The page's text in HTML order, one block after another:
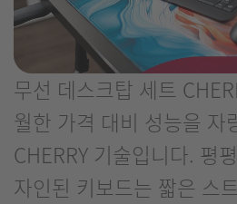
무선 데스크탑 세트
월한 가격 대비 성능을 자
CHERRY 기술입니다. 평
자인된 키보드는 짧은 스